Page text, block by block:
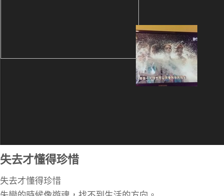
失去才懂得珍惜
失去才懂得珍惜